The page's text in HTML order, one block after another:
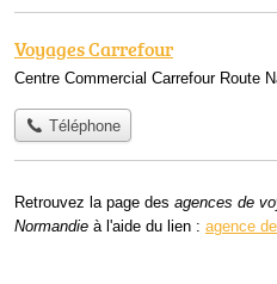
Voyages Carrefour
Centre Commercial Carrefour Route
Téléphone
Retrouvez la page des agences de
Normandie à l'aide du lien : agence